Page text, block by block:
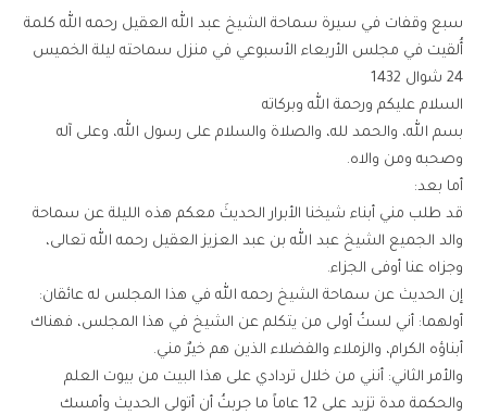
سبع وقفات في سيرة سماحة الشيخ عبد الله العقيل رحمه الله كلمة
أُلقيت في مجلس الأربعاء الأسبوعي في منزل سماحته ليلة الخميس
24 شوال 1432
السلام عليكم ورحمة الله وبركاته
بسم الله، والحمد لله، والصلاة والسلام على رسول الله، وعلى آله
وصحبه ومن والاه.
أما بعد:
قد طلب مني أبناء شيخنا الأبرار الحديثَ معكم هذه الليلة عن سماحة
والد الجميع الشيخ عبد الله بن عبد العزيز العقيل رحمه الله تعالى،
وجزاه عنا أوفى الجزاء.
إن الحديث عن سماحة الشيخ رحمه الله في هذا المجلس له عائقان:
أولهما: أني لستُ أولى من يتكلم عن الشيخ في هذا المجلس، فهناك
أبناؤه الكرام، والزملاء والفضلاء الذين هم خيرٌ مني.
والأمر الثاني: أنني من خلال تردادي على هذا البيت من بيوت العلم
والحكمة مدة تزيد على 12 عاماً ما جربتُ أن أتولى الحديث وأمسك